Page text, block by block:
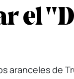
el
aranceles de